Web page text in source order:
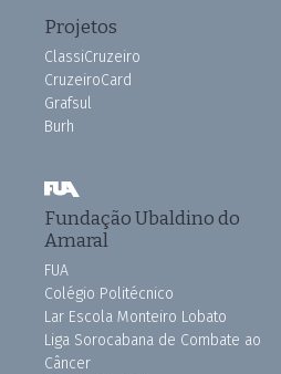
Projetos
ClassiCruzeiro
CruzeiroCard
Grafsul
Burh
Fundação Ubaldino do
Amaral
FUA
Colégio Politécnico
Lar Escola Monteiro Lobato
Liga Sorocabana de Combate ao
Câncer